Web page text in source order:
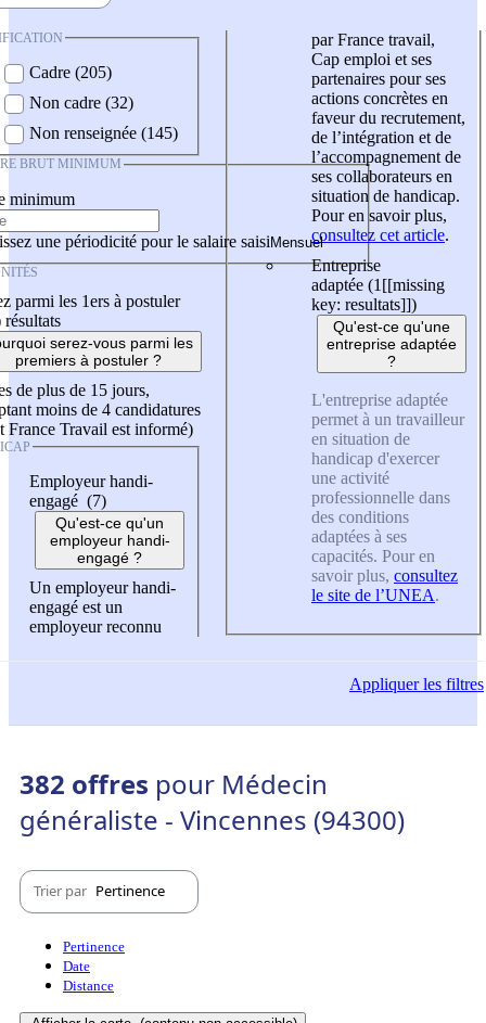
Cadre (205)
Non cadre (32)
Non renseignée (145)
BRUT MINIMUM
minimum
une périodicité pour le salaire saisi
parmi les 1ers à postuler
résultats
serez-vous parmi les
premiers à postuler ?
de plus de 15 jours,
moins de 4 candidatures
France Travail est informé)
Employeur handi-
engagé (7)
Qu'est-ce qu'un
employeur handi-
engagé ?
Un employeur handi-
engagé est un
employeur reconnu
par France travail,
Cap emploi et ses
partenaires pour ses
actions concrètes en
faveur du recrutement,
de l’intégration et de
l’accompagnement de
ses collaborateurs en
situation de handicap.
Pour en savoir plus,
consultez cet article.
Entreprise
adaptée (1 [[missing
key: resultats]])
Qu'est-ce qu'une
entreprise adaptée
?
L'entreprise adaptée
permet à un travailleur
en situation de
handicap d'exercer
une activité
professionnelle dans
des conditions
adaptées à ses
capacités. Pour en
savoir plus, consultez
le site de l’UNEA.
Appliquerles filtres
382 offres pour Médecin
généraliste - Vincennes (94300)
Trier par Pertinence
Pertinence
Date
Distance